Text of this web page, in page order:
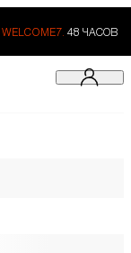
WELCOME7. 48 ЧАСОВ